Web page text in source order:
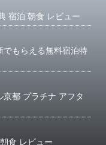
宿泊 朝食 レビュー
でもらえる無料宿泊特
都 プラチナ アフタ
食 レビュー